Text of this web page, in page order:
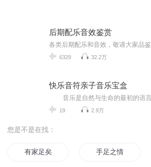
后期配乐音效鉴赏
各类后期配乐和音效，敬请大家品鉴
6329 32.2万
快乐音符亲子音乐宝盒
19 2.9万
您是不是在找：
有家足矣 手足之情